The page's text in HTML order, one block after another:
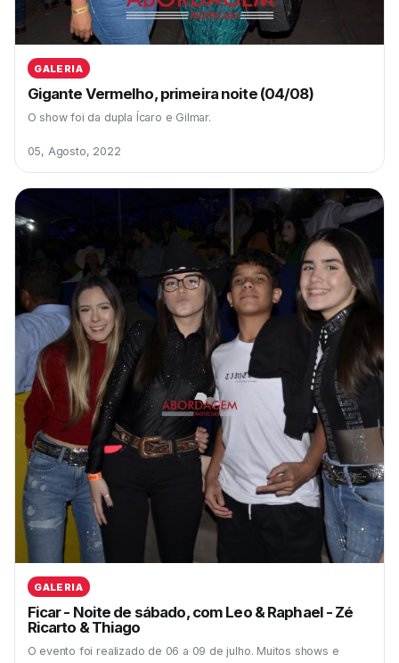
GALERIA
Gigante Vermelho, primeira noite (04/08)
O show foi da dupla Ícaro e Gilmar.
05, Agosto, 2022
GALERIA
Ficar - Noite de sábado, com Leo & Raphael - Zé
Ricarto & Thiago
O evento foi realizado de 06 a 09 de julho. Muitos shows e